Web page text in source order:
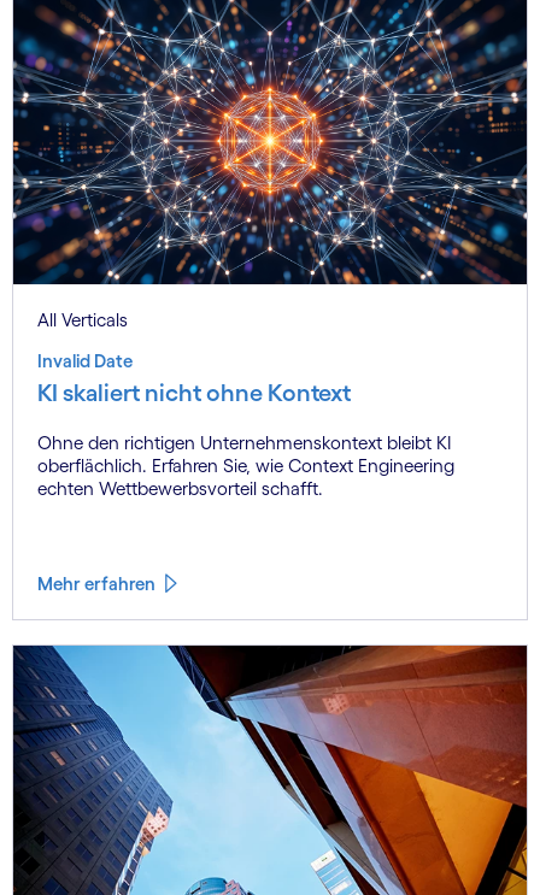
All Verticals
Invalid Date
KI skaliert nicht ohne Kontext
Ohne den richtigen Unternehmenskontext bleibt KI
oberflächlich. Erfahren Sie, wie Context Engineering
echten Wettbewerbsvorteil schafft.
Mehr erfahren